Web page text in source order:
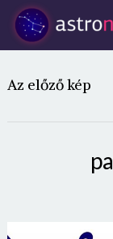
Az előző kép